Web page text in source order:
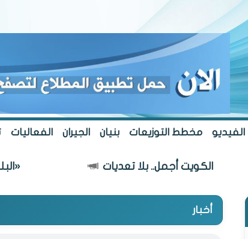
الفيديو مخطط التوزيعات بنيان الجيران الفعاليات
الكويت أجمل.. بلا تعديات «البلدي»
أخبار